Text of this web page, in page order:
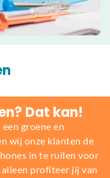
Dat kan!
groene en
wij onze klanten de
in te ruilen voor
profiteer jij van